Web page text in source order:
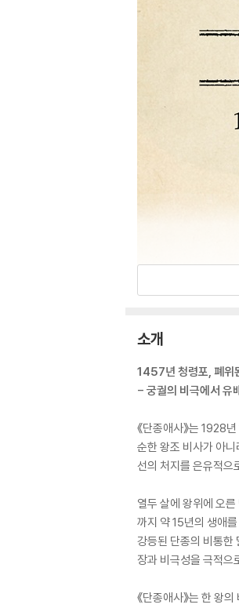
소개
1457년 청령포, 폐위
- 궁궐의 비극에서 유
《단종애사》는 1928
순한 왕조 비사가 아
선의 처지를 은유적으
열두 살에 왕위에 오
까지 약 15년의 생애
강등된 단종의 비통한
장과 비극성을 극적으
《단종애사》는 한 왕